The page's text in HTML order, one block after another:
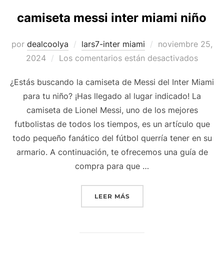
camiseta messi inter miami niño
por dealcoolya lars7-inter miami
Publicado
el
noviembre 25,
2024
Los comentarios están desactivados
¿Estás buscando la camiseta de Messi del Inter Miami
para tu niño? ¡Has llegado al lugar indicado! La
camiseta de Lionel Messi, uno de los mejores
futbolistas de todos los tiempos, es un artículo que
todo pequeño fanático del fútbol querría tener en su
armario. A continuación, te ofrecemos una guía de
compra para que …
LEER MÁS«CAMISETA MESSI INTER